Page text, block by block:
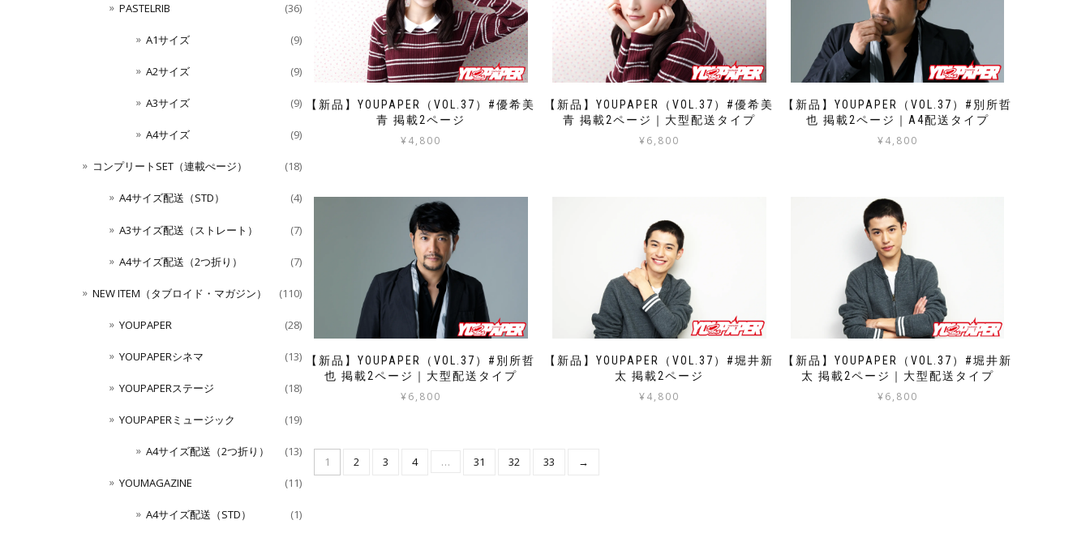
【新品】YOUPAPER（VOL.37）#優希美
青 掲載2ページ
¥4,800
【新品】YOUPAPER（VOL.37）#優希美
青 掲載2ページ｜大型配送タイプ
¥6,800
【新品】YOUPAPER（VOL.37）#別所哲
也 掲載2ページ｜A4配送タイプ
¥4,800
【新品】YOUPAPER（VOL.37）#別所哲
也 掲載2ページ｜大型配送タイプ
¥6,800
【新品】YOUPAPER（VOL.37）#堀井新
太 掲載2ページ
¥4,800
【新品】YOUPAPER（VOL.37）#堀井新
太 掲載2ページ｜大型配送タイプ
¥6,800
1 2 3 4 … 31 32 33 →
PASTELRIB (36)
A1サイズ (9)
A2サイズ (9)
A3サイズ (9)
A4サイズ (9)
コンプリートSET（連載ぺージ） (18)
A4サイズ配送（STD） (4)
A3サイズ配送（ストレート） (7)
A4サイズ配送（2つ折り） (7)
NEW ITEM（タブロイド・マガジン） (110)
YOUPAPER (28)
YOUPAPERシネマ (13)
YOUPAPERステージ (18)
YOUPAPERミュージック (19)
A4サイズ配送（2つ折り） (13)
YOUMAGAZINE (11)
A4サイズ配送（STD） (1)